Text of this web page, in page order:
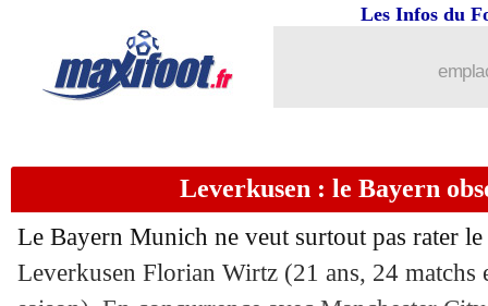
Les Infos du
Leverkusen : le Bayern
Le Bayern Munich ne veut surtout pas rater
Leverkusen Florian Wirtz (21 ans, 24 matchs
: quatre à la suite pour Brighton !
08/03 All.: Dortmund battu avant Lille !
08/03 All.: le Bayern renversé par Bochum !
08/03 Barça: un mauvais timing pour Vitor